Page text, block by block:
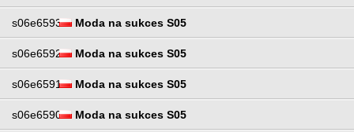
s06e6593 Moda na sukces S05
s06e6592 Moda na sukces S05
s06e6591 Moda na sukces S05
s06e6590 Moda na sukces S05